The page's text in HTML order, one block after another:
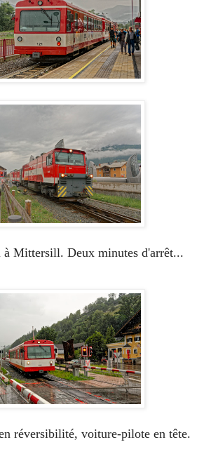
Mittersill. Deux minutes d'arrêt...
réversibilité, voiture-pilote en tête.